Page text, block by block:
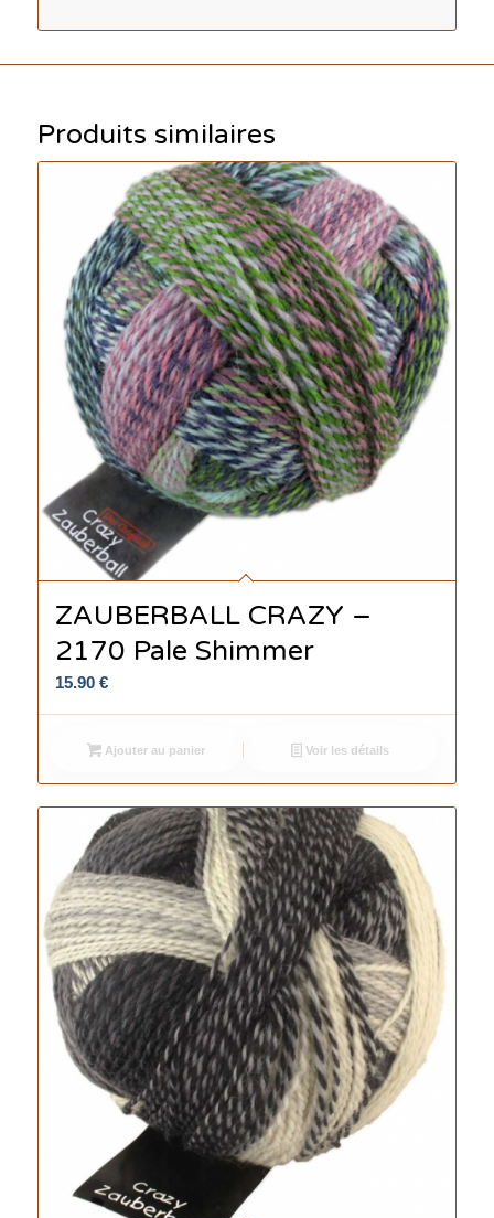
Produits similaires
ZAUBERBALL CRAZY –
2170 Pale Shimmer
15.90 €
Ajouter au panier Voir les détails